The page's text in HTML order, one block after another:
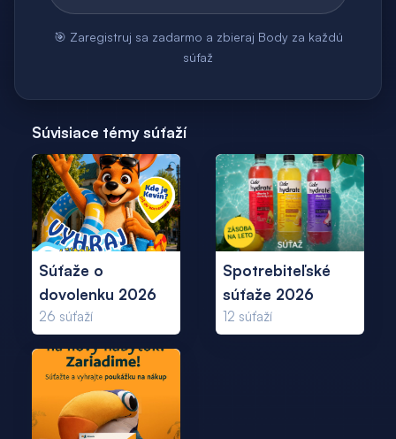
🎯 Zaregistruj sa zadarmo a zbieraj Body za každú
súťaž
Súvisiace témy súťaží
Súťaže o
dovolenku 2026
26 súťaží
Spotrebiteľské
súťaže 2026
12 súťaží